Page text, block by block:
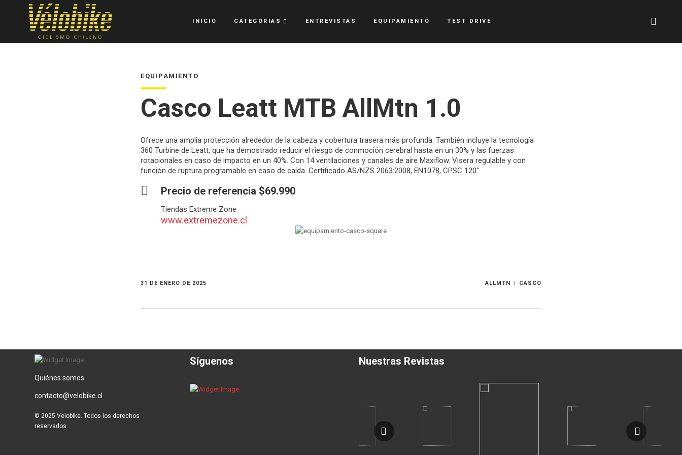
INICIO CATEGORÍAS ENTREVISTAS EQUIPAMIENTO TEST DRIVE
EQUIPAMIENTO
Casco Leatt MTB AllMtn 1.0
Ofrece una amplia protección alrededor de la cabeza y cobertura trasera más profunda. También incluye la tecnología
360 Turbine de Leatt, que ha demostrado reducir el riesgo de conmoción cerebral hasta en un 30% y las fuerzas
rotacionales en caso de impacto en un 40%. Con 14 ventilaciones y canales de aire Maxiflow. Visera regulable y con
función de ruptura programable en caso de caída. Certificado AS/NZS 2063:2008, EN1078, CPSC 120”.
Precio de referencia $69.990
Tiendas Extreme Zone
www.extremezone.cl
31 DE ENERO DE 2025 ALLMTN CASCO
Quiénes somos
contacto@velobike.cl
© 2025 Velobike. Todos los derechos
reservados.
Síguenos Nuestras Revistas